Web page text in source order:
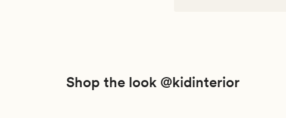
Shop the look @kidinterior